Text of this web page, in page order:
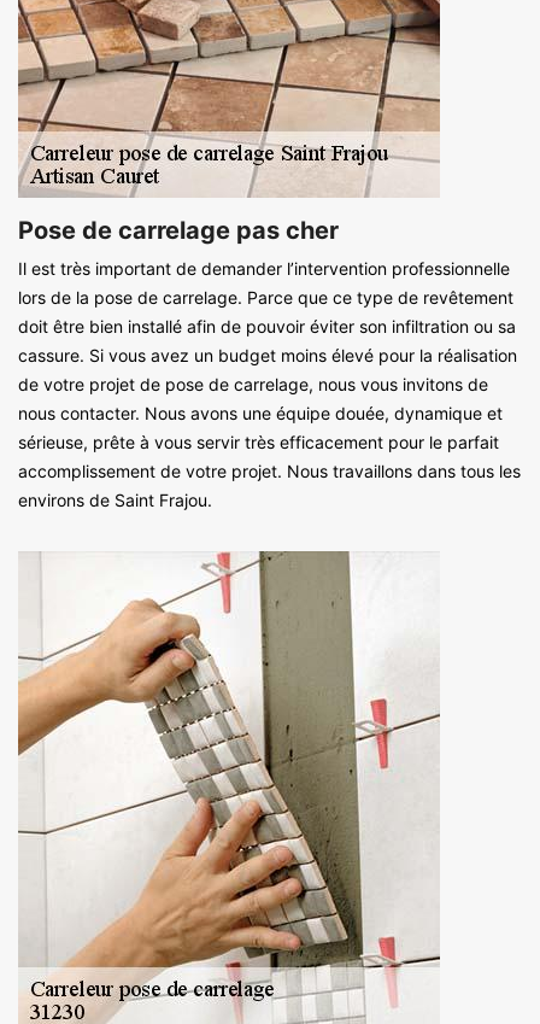
Pose de carrelage pas cher
Il est très important de demander l’intervention professionnelle
lors de la pose de carrelage. Parce que ce type de revêtement
doit être bien installé afin de pouvoir éviter son infiltration ou sa
cassure. Si vous avez un budget moins élevé pour la réalisation
de votre projet de pose de carrelage, nous vous invitons de
nous contacter. Nous avons une équipe douée, dynamique et
sérieuse, prête à vous servir très efficacement pour le parfait
accomplissement de votre projet. Nous travaillons dans tous les
environs de Saint Frajou.